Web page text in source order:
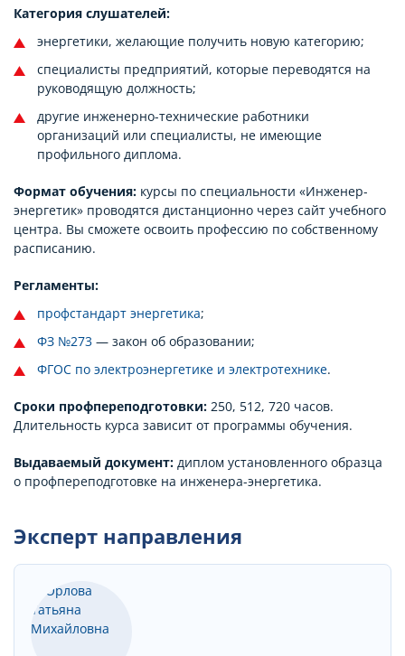
Категория слушателей:
энергетики, желающие получить новую категорию;
специалисты предприятий, которые переводятся на
руководящую должность;
другие инженерно-технические работники
организаций или специалисты, не имеющие
профильного диплома.
Формат обучения: курсы по специальности «Инженер-
энергетик» проводятся дистанционно через сайт учебного
центра. Вы сможете освоить профессию по собственному
расписанию.
Регламенты:
профстандарт энергетика;
ФЗ №273 — закон об образовании;
ФГОС по электроэнергетике и электротехнике.
Сроки профпереподготовки: 250, 512, 720 часов.
Длительность курса зависит от программы обучения.
Выдаваемый документ: диплом установленного образца
о профпереподготовке на инженера-энергетика.
Эксперт направления